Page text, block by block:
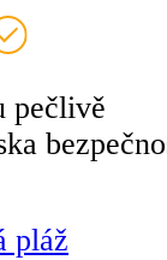
pečlivě
pláž